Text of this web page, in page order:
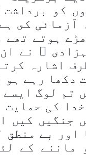
كو
آزمائی كى
ہوتے تھے
نے
اشارہ
دکھا رہے
تم لوگ
کی حمایت
جنگیں کیں
اور بے منطق
ماننے کے